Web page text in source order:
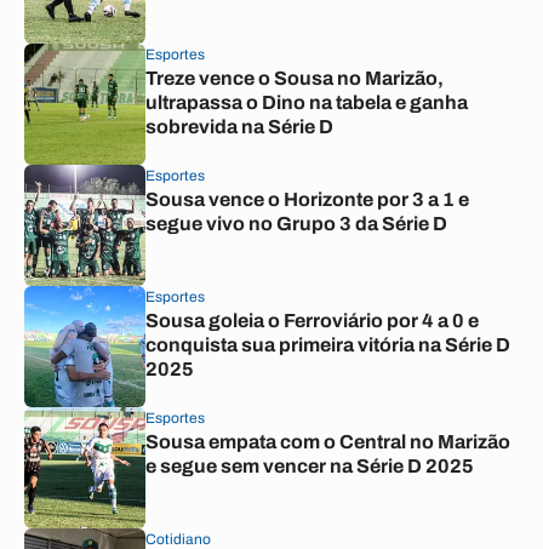
Esportes
Treze vence o Sousa no Marizão,
ultrapassa o Dino na tabela e ganha
sobrevida na Série D
Esportes
Sousa vence o Horizonte por 3 a 1 e
segue vivo no Grupo 3 da Série D
Esportes
Sousa goleia o Ferroviário por 4 a 0 e
conquista sua primeira vitória na Série D
2025
Esportes
Sousa empata com o Central no Marizão
e segue sem vencer na Série D 2025
Cotidiano